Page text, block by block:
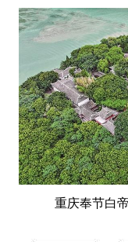
重庆奉节白